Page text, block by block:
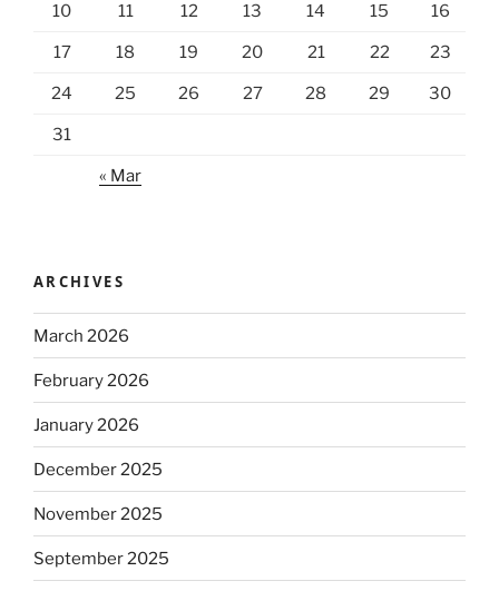
10 11 12 13 14 15 16
17 18 19 20 21 22 23
24 25 26 27 28 29 30
31
« Mar
ARCHIVES
March 2026
February 2026
January 2026
December 2025
November 2025
September 2025